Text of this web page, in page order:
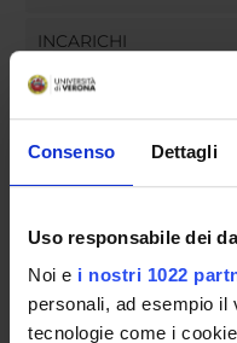
Consenso Dettagli
Uso responsabile dei
Noi e i nostri 1022
personali, ad esempio il
tecnologie come i
INCARICHI
COMMISSIONI
UFFICI E STRUTTURE